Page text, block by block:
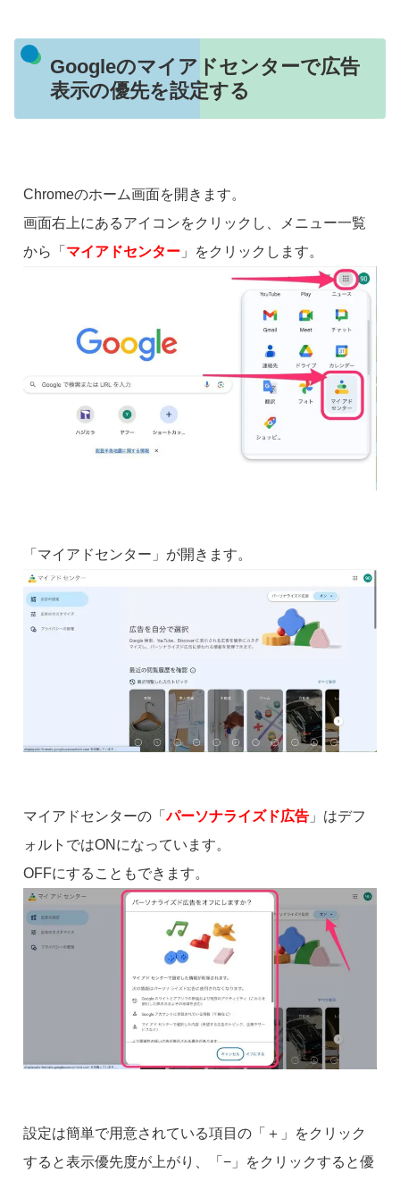
Googleのマイアドセンターで広告
表示の優先を設定する
Chromeのホーム画面を開きます。
画面右上にあるアイコンをクリックし、メニュー一覧
から「 マイアドセンター 」をクリックします。
「マイアドセンター」が開きます。
マイアドセンターの「パーソナライズド広告 」はデフ
ォルトではONになっています。
OFFにすることもできます。
設定は簡単で用意されている項目の「＋」をクリック
すると表示優先度が上がり、「−」をクリックすると優